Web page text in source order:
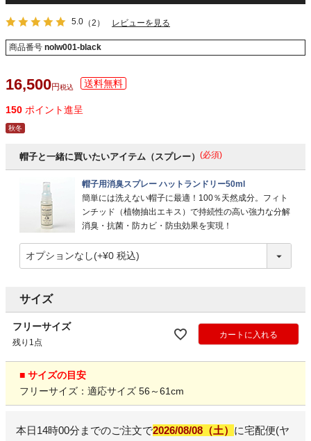
5.0 （2） レビューを見る
商品番号 nolw001-black
16,500 税込
150 ポイント進呈
秋冬
帽子と一緒に買いたいアイテム（スプレー） (必須)
帽子用消臭スプレー ハットランドリー50ml
簡単には洗えない帽子に最適！100％天然成分。フィト
ンチッド（植物抽出エキス）で持続性の高い強力な分解
消臭・抗菌・防カビ・防虫効果を実現！
サイズ
フリーサイズ
残り1点
カートに入れる
■ サイズの目安
フリーサイズ：適応サイズ 56～61cm
本日14時00分 までのご注文で2026/08/08（土） に宅配便(ヤ